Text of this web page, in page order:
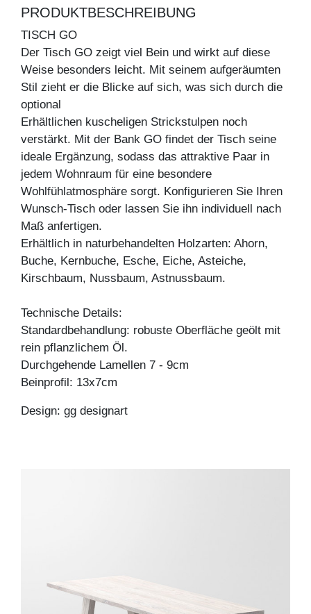
PRODUKTBESCHREIBUNG
TISCH GO
Der Tisch GO zeigt viel Bein und wirkt auf diese
Weise besonders leicht. Mit seinem aufgeräumten
Stil zieht er die Blicke auf sich, was sich durch die
optional
Erhältlichen kuscheligen Strickstulpen noch
verstärkt. Mit der Bank GO findet der Tisch seine
ideale Ergänzung, sodass das attraktive Paar in
jedem Wohnraum für eine besondere
Wohlfühlatmosphäre sorgt. Konfigurieren Sie Ihren
Wunsch-Tisch oder lassen Sie ihn individuell nach
Maß anfertigen.
Erhältlich in naturbehandelten Holzarten: Ahorn,
Buche, Kernbuche, Esche, Eiche, Asteiche,
Kirschbaum, Nussbaum, Astnussbaum.
Technische Details:
Standardbehandlung: robuste Oberfläche geölt mit
rein pflanzlichem Öl.
Durchgehende Lamellen 7 - 9cm
Beinprofil: 13x7cm
Design: gg designart